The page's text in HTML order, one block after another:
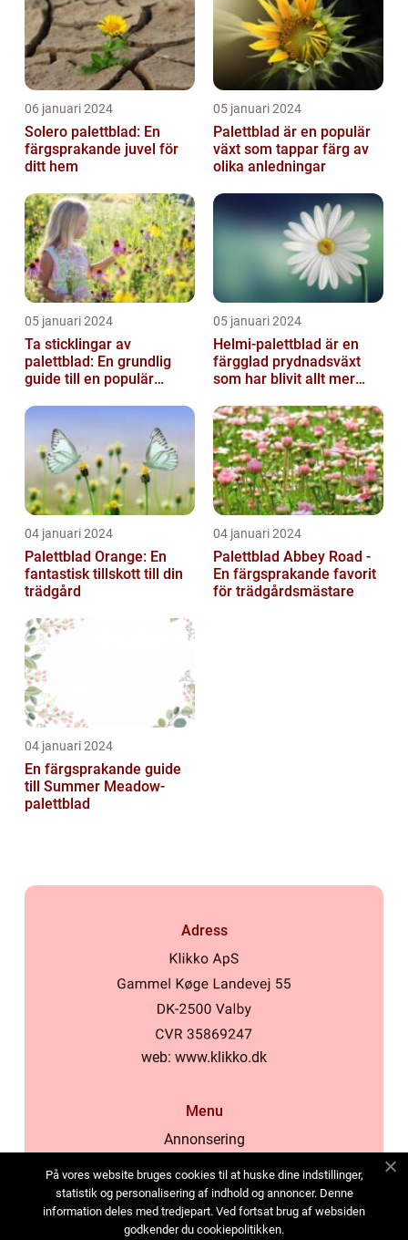
06 januari 2024
Solero palettblad: En
färgsprakande juvel för
ditt hem
05 januari 2024
Palettblad är en populär
växt som tappar färg av
olika anledningar
05 januari 2024
Ta sticklingar av
palettblad: En grundlig
guide till en populär
05 januari 2024
Helmi-palettblad är en
färgglad prydnadsväxt
som har blivit allt mer
trädgårdsentusias...
04 januari 2024
Palettblad Orange: En
fantastisk tillskott till din
trädgård
04 januari 2024
Palettblad Abbey Road -
En färgsprakande favorit
för trädgårdsmästare
04 januari 2024
En färgsprakande guide
till Summer Meadow-
palettblad
Adress
web: www.klikko.dk
Menu
Annonsering
Cookies
Kontakta oss
På vores website bruges cookies til at huske dine indstillinger,
statistik og personalisering af indhold og annoncer. Denne
information deles med tredjepart. Ved fortsat brug af websiden
godkender du cookiepolitikken.